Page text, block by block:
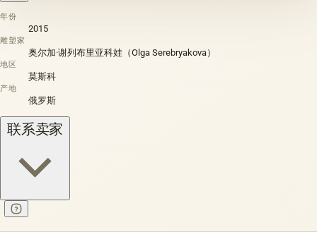
年份
2015
雕塑家
奥尔加·谢列布里亚科娃（Olga Serebryakova）
地区
莫斯科
产地
俄罗斯
联系卖家